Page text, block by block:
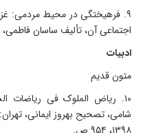
۹. فرهیختگی در محیط مردمی:
اجتماعی آن، تألیف ساسان فاطمی، تهران:
ادبیات
متون قدیم
۱۰. ریاض الملوک فی ریاضات
شامی، تصحیح بهروز ایمانی،
۱۳۹۸، ۹۵۴ ص.